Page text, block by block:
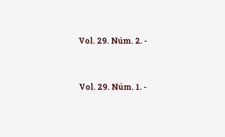
Vol. 29. Núm. 2. -
Vol. 29. Núm. 1. -